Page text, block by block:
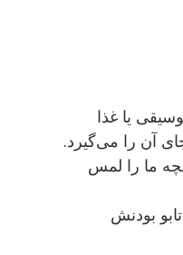
می‌گیریم که درباره موسیقی یا غذا
ما را لمس
بودنش